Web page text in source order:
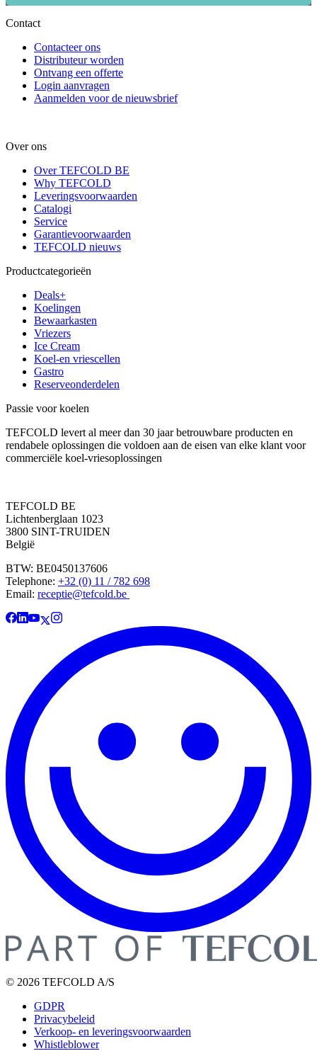
Contact
Contacteer ons
Distributeur worden
Ontvang een offerte
Login aanvragen
Aanmelden voor de nieuwsbrief
Over ons
Over TEFCOLD BE
Why TEFCOLD
Leveringsvoorwaarden
Catalogi
Service
Garantievoorwaarden
TEFCOLD nieuws
Productcategorieën
Deals+
Koelingen
Bewaarkasten
Vriezers
Ice Cream
Koel-en vriescellen
Gastro
Reserveonderdelen
Passie voor koelen
TEFCOLD levert al meer dan 30 jaar betrouwbare producten en
rendabele oplossingen die voldoen aan de eisen van elke klant voor
commerciële koel-vriesoplossingen
TEFCOLD BE
Lichtenberglaan 1023
3800 SINT-TRUIDEN
België
BTW: BE0450137606
Telephone: +32 (0) 11 / 782 698
Email: receptie@tefcold.be
© 2026 TEFCOLD A/S
GDPR
Privacybeleid
Verkoop- en leveringsvoorwaarden
Whistleblower